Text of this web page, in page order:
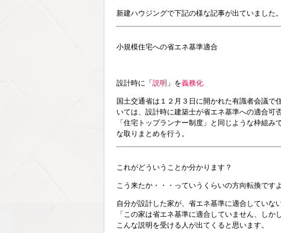
新建ハウジングで下記の様な記事が出ていました。
小規模住宅への省エネ基準適合
設計時に「 説明 」を義務化
国土交通省は１２月３日に開かれた有識者会議
いては、設計時に建築士が省エネ基準への適合可
「住宅トップランナー制度」と同じような枠組
な取りまとめを行う。
これがどういうことか分かります？
こう来たか・・・っていうくらいの方向転換ですよ
自分が設計した家が、省エネ基準に適合していない
「この家は省エネ基準に適合していません、し
こんな説明を受ける人が出てくると思います。